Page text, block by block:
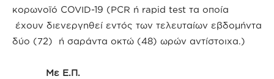
κορωνοϊό COVID-19 (PCR ή rapid test τα οποία
έχουν διενεργηθεί εντός των τελευταίων εβδομήντα
δύο (72) ή σαράντα οκτώ (48) ωρών αντίστοιχα.)
Με Ε.Π.